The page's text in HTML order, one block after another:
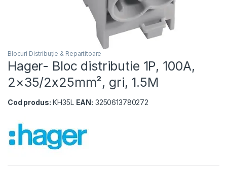
Blocuri Distribuție & Repartitoare
Hager- Bloc distributie 1P, 100A,
2×35/2x25mm², gri, 1.5M
Cod produs: KH35L EAN: 3250613780272